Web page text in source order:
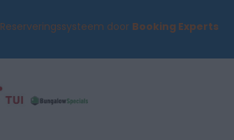
Reserveringssysteem door Booking Experts